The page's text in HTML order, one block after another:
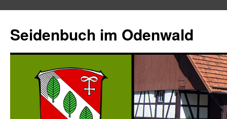
Seidenbuch im Odenwald